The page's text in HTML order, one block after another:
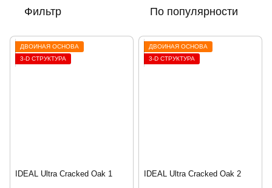
Фильтр По популярности
ДВОЙНАЯ ОСНОВА
3-D СТРУКТУРА
IDEAL Ultra Cracked Oak 1
ДВОЙНАЯ ОСНОВА
3-D СТРУКТУРА
IDEAL Ultra Cracked Oak 2